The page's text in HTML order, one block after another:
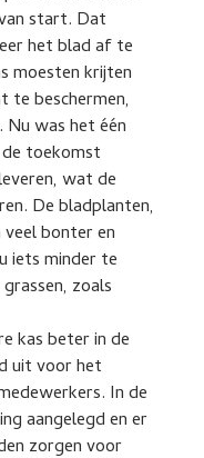
start. Dat
het blad af te
moesten krijten
te beschermen,
Nu was het één
toekomst
wat de
De bladplanten,
bonter en
iets minder te
zoals
kas beter in de
uit voor het
In de
aangelegd en er
zorgen voor